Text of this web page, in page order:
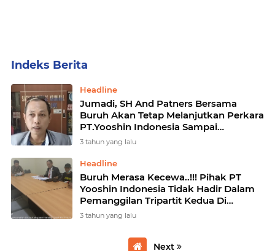
Headline
Jumadi, SH And Patners Bersama
Buruh Akan Tetap Melanjutkan Perkara
PT.Yooshin Indonesia Sampai
Pengadilan
3 tahun yang lalu
Headline
Buruh Merasa Kecewa..!!! Pihak PT
Yooshin Indonesia Tidak Hadir Dalam
Pemanggilan Tripartit Kedua Di
Disnaker Kabupaten Serang
3 tahun yang lalu
Next